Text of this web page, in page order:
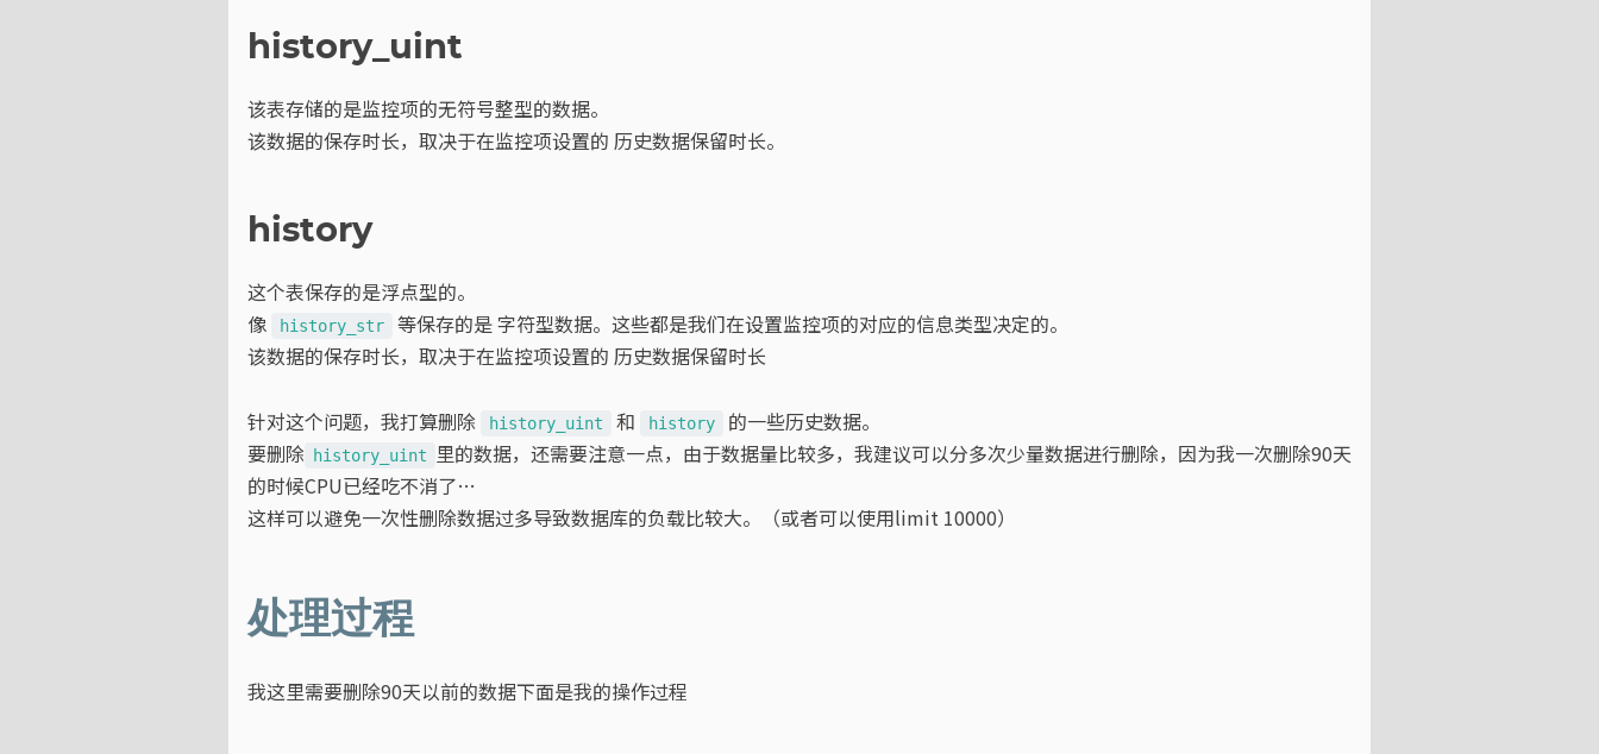
history_uint
该表存储的是监控项的无符号整型的数据。
该数据的保存时长，取决于在监控项设置的 历史数据保留时长。
history
这个表保存的是浮点型的。
像
history_str
等保存的是 字符型数据。这些都是我们在设置监控项的对应的信息类型决定的。
该数据的保存时长，取决于在监控项设置的 历史数据保留时长
针对这个问题，我打算删除 history_uint 和 history
的一些历史数据。
要删除
history_uint
里的数据，还需要注意一点，由于数据量比较多，我建议可以分多次少量数据进行删除，因为我一次删除90天
的时候CPU已经吃不消了…
这样可以避免一次性删除数据过多导致数据库的负载比较大。（或者可以使用limit 10000）
处理过程
我这里需要删除90天以前的数据下面是我的操作过程